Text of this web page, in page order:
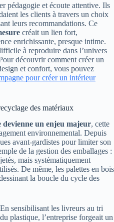
pédagogie et écoute attentive. Ils
les clients à travers un choix
leurs recommandations. Ce
créait un lien fort,
enrichissante, presque intime.
à reproduire dans l’univers
découvrir comment créer un
et confort, vous pouvez
pour créer un intérieur
des matériaux
devienne un enjeu majeur, cette
environnemental. Depuis
avant-gardistes pour limiter son
de la gestion des emballages :
mais systématiquement
De même, les palettes en bois
la boucle du cycle des
sensibilisant les livreurs au tri
plastique, l’entreprise forgeait un